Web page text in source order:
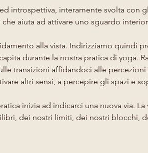
introspettiva, interamente svolta con
aiuta ad attivare uno sguardo
alla vista. Indirizziamo quindi
durante la nostra pratica di yoga.
transizioni affidandoci alle
altri sensi, a percepire gli spazi e
inizia ad indicarci una nuova via.
dei nostri limiti, dei nostri blocchi,